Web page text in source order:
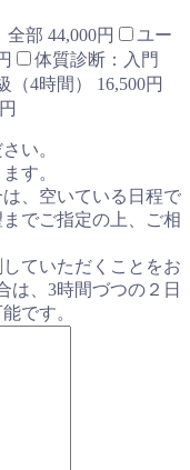
部 44,000円
ユー
体質診断：入門
（4時間） 16,500円
い。
す。
、空いている日程で
でご指定の上、ご相
ていただくことをお
は、3時間づつの２日
です。